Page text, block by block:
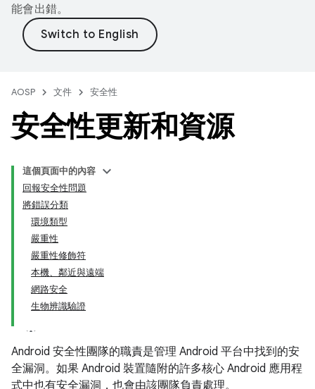
能會出錯。
AOSP 文件 安全性
安全性更新和資源
這個頁面中的內容
回報安全性問題
將錯誤分類
環境類型
嚴重性
嚴重性修飾符
本機、鄰近與遠端
網路安全
生物辨識驗證
Android 安全性團隊的職責是管理 Android 平台中找到的安
全漏洞。如果 Android 裝置隨附的許多核心 Android 應用程
式中也有安全漏洞，也會由該團隊負責處理。